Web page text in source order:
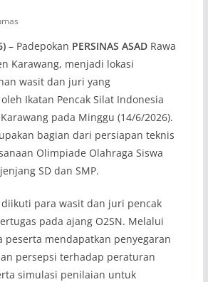
– Padepokan PERSINAS ASADRawa
Karawang, menjadi lokasi
wasit dan juri yang
Ikatan Pencak Silat Indonesia
pada Minggu (14/6/2026).
bagian dari persiapan teknis
Olimpiade Olahraga Siswa
SD dan SMP.
para wasit dan juri pencak
pada ajang O2SN. Melalui
peserta mendapatkan penyegaran
persepsi terhadap peraturan
simulasi penilaian untuk